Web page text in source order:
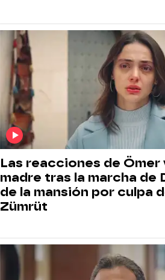
Las reacciones de Ömer
madre tras la marcha de
de la mansión por culpa
Zümrüt